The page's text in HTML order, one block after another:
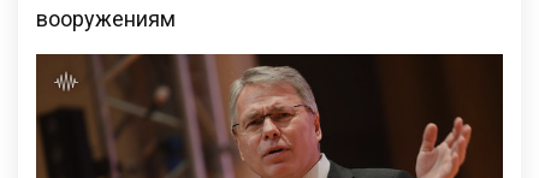
вооружениям